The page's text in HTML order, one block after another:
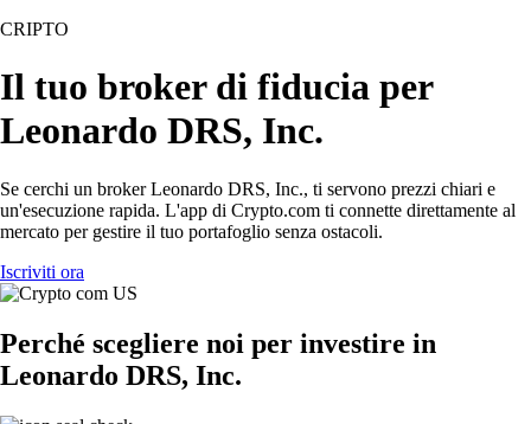
CRIPTO
Il tuo broker di fiducia per
Leonardo DRS, Inc.
Se cerchi un broker Leonardo DRS, Inc., ti servono prezzi chiari e
un'esecuzione rapida. L'app di Crypto.com ti connette direttamente al
mercato per gestire il tuo portafoglio senza ostacoli.
Iscriviti ora
Perché scegliere noi per investire in
Leonardo DRS, Inc.